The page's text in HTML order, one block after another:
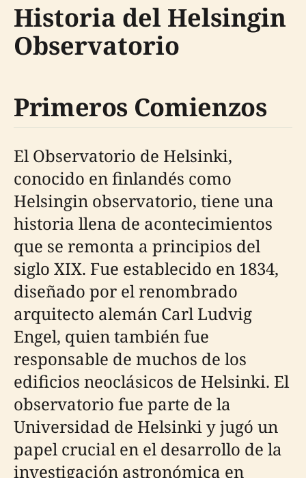
Historia del Helsingin
Observatorio
Primeros Comienzos
El Observatorio de Helsinki,
conocido en finlandés como
Helsingin observatorio, tiene una
historia llena de acontecimientos
que se remonta a principios del
siglo XIX. Fue establecido en 1834,
diseñado por el renombrado
arquitecto alemán Carl Ludvig
Engel, quien también fue
responsable de muchos de los
edificios neoclásicos de Helsinki. El
observatorio fue parte de la
Universidad de Helsinki y jugó un
papel crucial en el desarrollo de la
investigación astronómica en